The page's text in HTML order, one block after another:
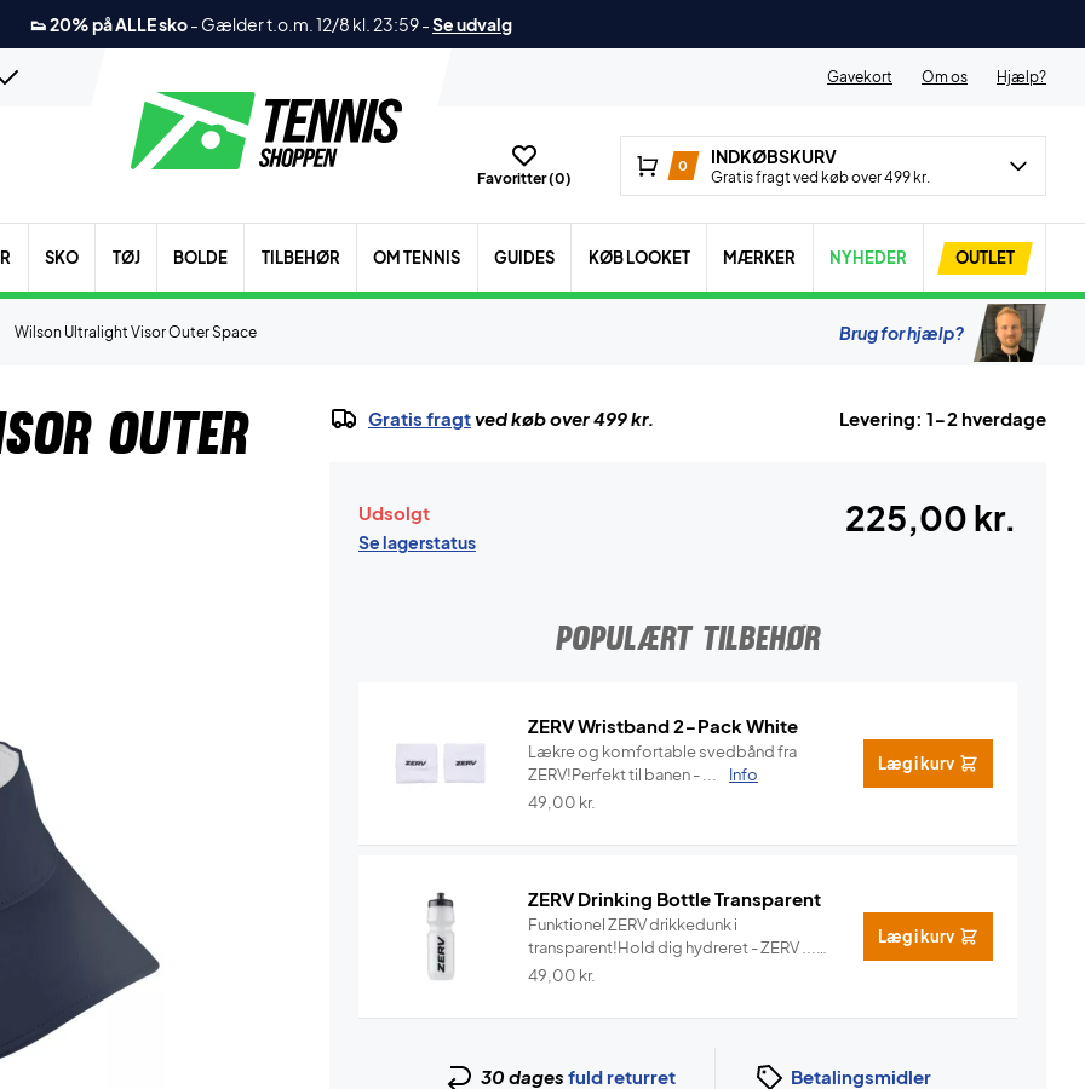
👟 20% på ALLE sko- Gælder t.o.m. 12/8 kl. 23:59-Se udvalg
Gavekort Om os Hjælp?
Favoritter (0)
0 INDKØBSKURV
Gratis fragt ved køb over 499 kr.
SKO TØJ BOLDE TILBEHØR OM TENNIS GUIDES KØB LOOKET MÆRKER NYHEDER OUTLET
Wilson Ultralight Visor Outer Space Brug for hjælp?
Outer Gratis fragtved køb over 499 kr. Levering: 1-2 hverdage
Udsolgt
Se lagerstatus
225,00 kr.
POPULÆRT TILBEHØR
ZERV Wristband 2-Pack White
Lækre og komfortable svedbånd fra
ZERV!Perfekt til banen - ...
Info
49,00 kr.
Læg i kurv
ZERV Drinking Bottle Transparent
Funktionel ZERV drikkedunk i
transparent!Hold dig hydreret - ZERV ...
Info
49,00 kr.
Læg i kurv
30 dages fuld returret Betalingsmidler